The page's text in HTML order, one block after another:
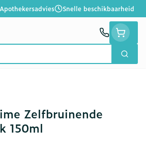
Apothekersadvies Snelle beschikbaarheid
Zoek
Zelfbruinende
150ml